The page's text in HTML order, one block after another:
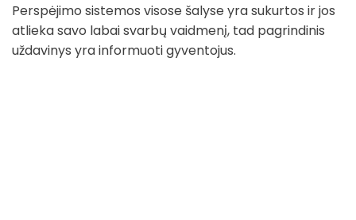
Perspėjimo sistemos visose šalyse yra sukurtos ir jos
atlieka savo labai svarbų vaidmenį, tad pagrindinis
uždavinys yra informuoti gyventojus.